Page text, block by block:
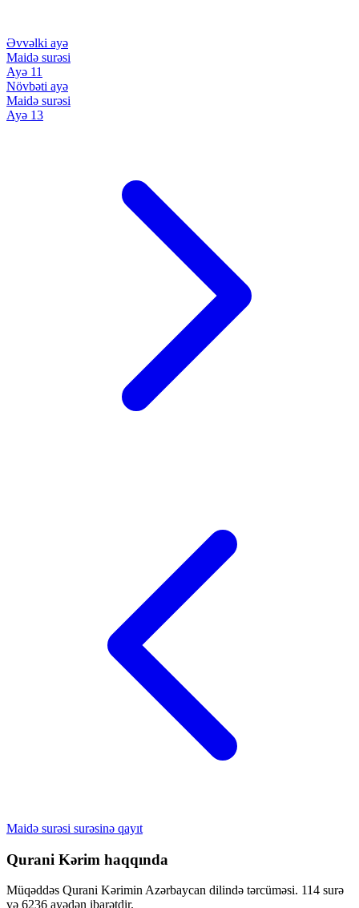
Əvvəlki ayə
Maidə surəsi
Ayə 11
Növbəti ayə
Maidə surəsi
Ayə 13
Maidə surəsi surəsinə qayıt
Qurani Kərim haqqında
Müqəddəs Qurani Kərimin Azərbaycan dilində tərcüməsi. 114 surə
və 6236 ayədən ibarətdir.